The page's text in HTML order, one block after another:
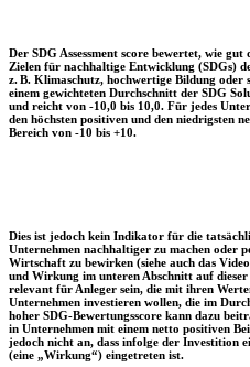
Der SDG Assessment score bewertet, wie
Zielen für nachhaltige Entwicklung (SDGs)
z. B. Klimaschutz, hochwertige Bildung oder
einem gewichteten Durchschnitt der SDG
und reicht von -10,0 bis 10,0. Für jedes
den höchsten positiven und den niedrigsten
Bereich von -10 bis +10.
Dies ist jedoch kein Indikator für die
Unternehmen nachhaltiger zu machen oder
Wirtschaft zu bewirken (siehe auch das
und Wirkung im unteren Abschnitt auf
relevant für Anleger sein, die mit ihren
Unternehmen investieren wollen, die im
hoher SDG-Bewertungsscore kann dazu
in Unternehmen mit einem netto positiven
jedoch nicht an, dass infolge der Investition
(eine „Wirkung“) eingetreten ist.